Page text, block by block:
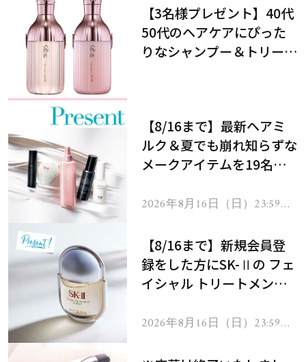
【3名様プレゼント】40代
50代のヘアケアにぴった
りなシャンプー＆トリート
【8/16まで】最新ヘアミ
ルク＆夏でも崩れ知らずな
メークアイテムを19名様
2026年8月16日（日）23:59ま
【8/16まで】新規会員登
録をした方にSK-Ⅱの フェ
イシャル トリートメント
2026年8月16日（日）23:59ま